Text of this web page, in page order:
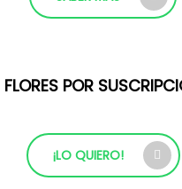
FLORES POR
¡LO QUIERO!